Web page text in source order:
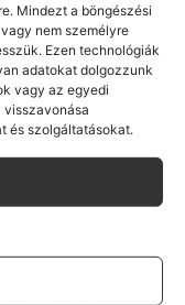
Mindezt a böngészési
nem személyre
Ezen technológiák
adatokat dolgozzunk
vagy az egyedi
visszavonása
és szolgáltatásokat.
:(